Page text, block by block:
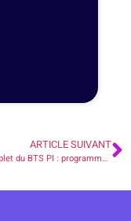
ARTICLE SUIVANT
Guide complet du BTS PI : programme, débouchés et carrières